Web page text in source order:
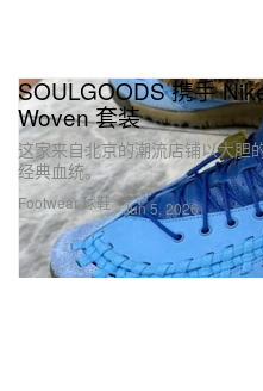
Footwear 球鞋
SOULGOODS 携手
Woven 套装
这家来自北京的潮流店铺以大胆
经典血统。
Jun 5, 2026